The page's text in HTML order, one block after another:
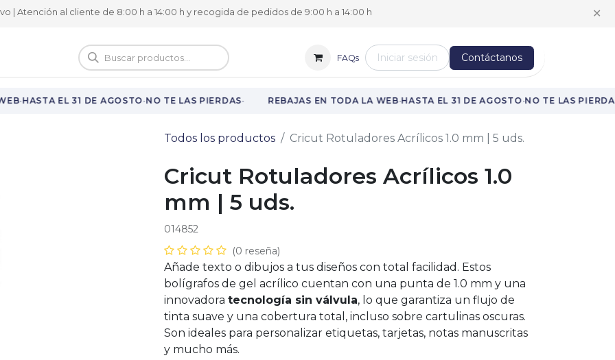
| Atención al cliente de 8:00 h a 14:00 h y recogida de pedidos de 9:00 h a 14:00 h ✕
Vuelta al cole FAQs Iniciar sesión Contáctanos
·HASTA EL 31 DE AGOSTO·NO TE LAS PIERDAS· REBAJAS EN TODA LA WEB·HASTA EL 31 DE AGOSTO·NO TE LAS PIERDAS·
Todos los productos Cricut Rotuladores Acrílicos 1.0 mm | 5 uds.
Cricut Rotuladores Acrílicos 1.0
mm | 5 uds.
014852
(0 reseña)
Añade texto o dibujos a tus diseños con total facilidad. Estos
bolígrafos de gel acrílico cuentan con una punta de 1.0 mm y una
innovadora tecnología sin válvula, lo que garantiza un flujo de
tinta suave y una cobertura total, incluso sobre cartulinas oscuras.
Son ideales para personalizar etiquetas, tarjetas, notas manuscritas
y mucho más.